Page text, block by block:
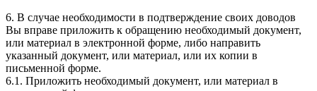
6. В случае необходимости в подтверждение своих доводов
Вы вправе приложить к обращению необходимый документ,
или материал в электронной форме, либо направить
указанный документ, или материал, или их копии в
письменной форме.
6.1. Приложить необходимый документ, или материал в